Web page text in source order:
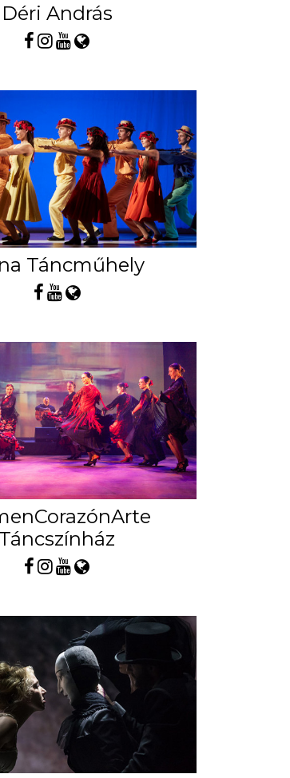
Déri András
Táncműhely
Táncszínház